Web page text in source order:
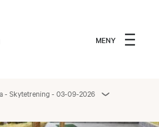
MENY
- Skytetrening - 03-09-2026